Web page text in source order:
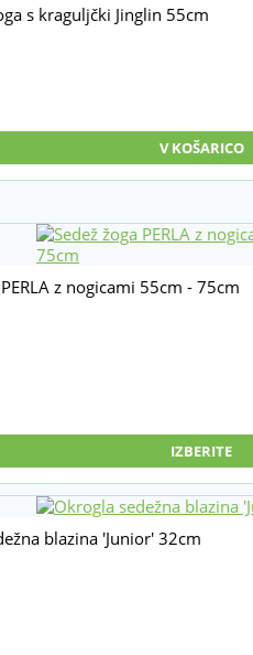
s kraguljčki Jinglin 55cm
V KOŠARICO
z nogicami 55cm - 75cm
IZBERITE
blazina 'Junior' 32cm